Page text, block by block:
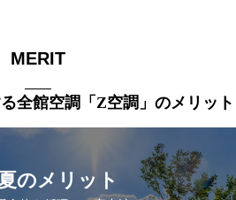
MERIT
全館空調「Z空調」のメリット
のメリット